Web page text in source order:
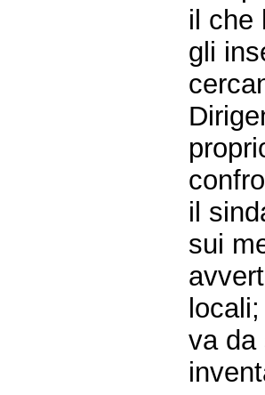
il che
gli
il
sui
locali;
va da